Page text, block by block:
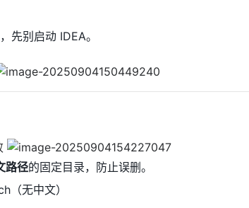
先别启动 IDEA。
路径的固定目录，防止误删。
（无中文）